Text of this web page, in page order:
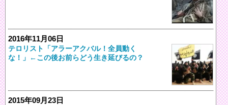
2016年11月06日
テロリスト「アラーアクバル！全員動く
な！」←この後お前らどう生き延びるの？
2015年09月23日